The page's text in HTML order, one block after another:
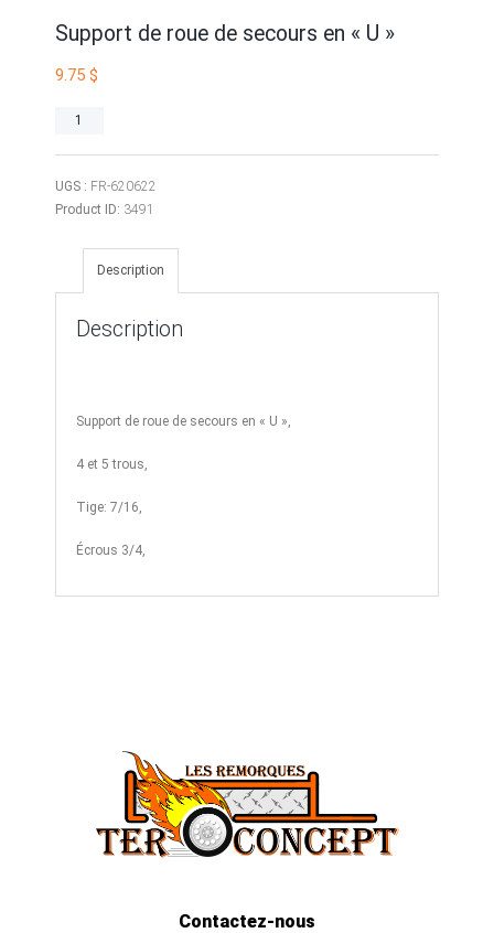
Support de roue de secours en « U »
9.75 $
quantité
de
roue
UGS : FR-620622
Product ID: 3491
Description
Description
Support de roue de secours en « U »,
4 et 5 trous,
Tige: 7/16,
Écrous 3/4,
Contactez-nous